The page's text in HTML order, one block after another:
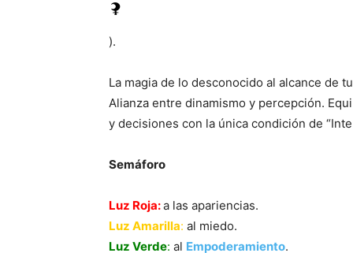
).
La magia de lo desconocido al alcance de
Alianza entre dinamismo y percepción.
y decisiones con la única condición de
Semáforo
Luz Roja:a las apariencias.
Luz Amarilla: al miedo.
Luz Verde: al Empoderamiento.